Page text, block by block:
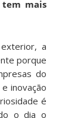
tem mais
a
porque
do
inovação
é
o dia o